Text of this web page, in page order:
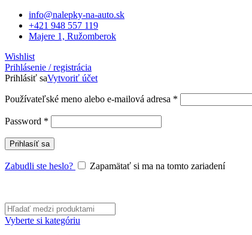
info@nalepky-na-auto.sk
+421 948 557 119
Majere 1, Ružomberok
Wishlist
Prihlásenie / registrácia
Prihlásiť saVytvoriť účet
Používateľské meno alebo e-mailová adresa *
Password *
Prihlasíť sa
Zabudli ste heslo? Zapamätať si ma na tomto zariadení
Vyberte si kategóriu